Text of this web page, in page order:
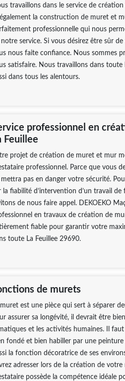
travaillons dans le service de
la construction de muret et
professionnelle qui nous
service. Si vous désirez être sûr
nous faite confiance. Nous sommes
satisfaire. Nous travaillons dans toute
dans tous les alentours.
professionnel en
Feuillee
projet de création de muret et mur
professionnel. Parce que vous
mettra pas en danger votre sécurité.
la fiabilité d’intervention d’un travail
de nous faire appel. DEKOEKO
en travaux de création de
fiable pour garantir votre
toute La Feuillee 29690.
de murets
muret est une pièce qui sert à séparer
assurer sa longévité, il devrait être
et les activités humaines. Il
fondé et bien habiller par une
la fonction décoratrice de ses
adresser lors de la création de
possède la compétence idéale